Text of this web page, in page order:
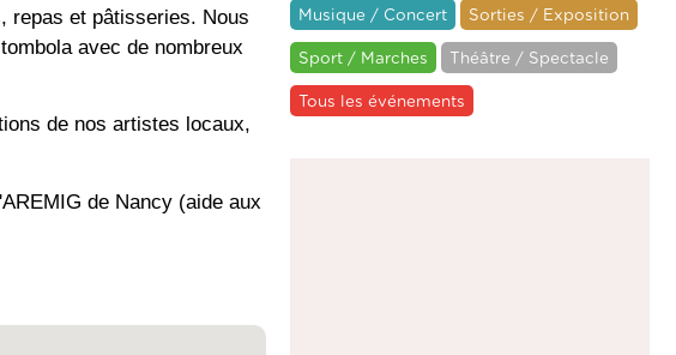
repas et pâtisseries. Nous
avec de nombreux
de nos artistes locaux,
de Nancy (aide aux
Musique / Concert Sorties / Exposition
Sport / Marches Théâtre / Spectacle
Tous les événements